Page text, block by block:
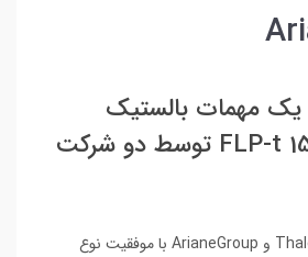
مهمات بالستیک
جدید به نام FLP-t 150 توسط دو شرکت
دو شرکت فرانسوی Thales و ArianeGroup با موفقیت نوع